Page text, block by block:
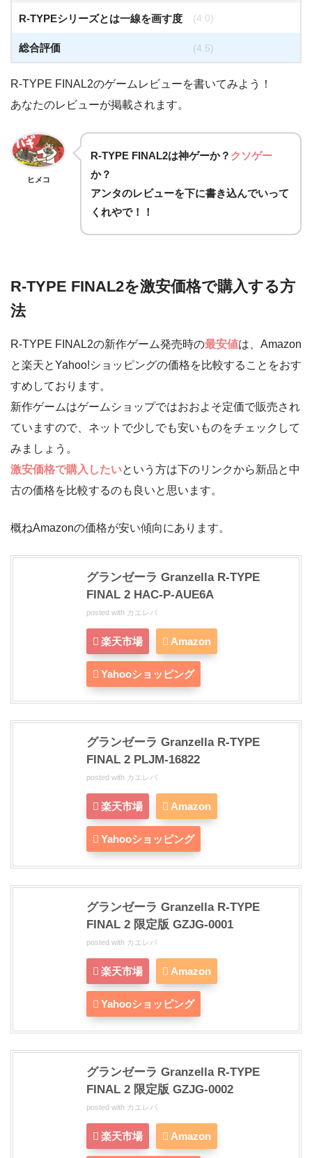
R-TYPEシリーズとは一線を画す度 (4.0)
総合評価 (4.5)
R-TYPE FINAL2のゲームレビューを書いてみよう！
あなたのレビューが掲載されます。
ヒメコ
R-TYPE FINAL2は神ゲーか？ クソゲー
か？
アンタのレビューを下に書き込んでいって
くれやで！！
R-TYPE FINAL2を激安価格で購入する方
法
R-TYPE FINAL2の新作ゲーム発売時の最安値は、Amazon
と楽天とYahoo!ショッピングの価格を比較することをおす
すめしております。
新作ゲームはゲームショップではおおよそ定価で販売され
ていますので、ネットで少しでも安いものをチェックして
みましょう。
激安価格で購入したいという方は下のリンクから新品と中
古の価格を比較するのも良いと思います。
概ねAmazonの価格が安い傾向にあります。
グランゼーラ Granzella R-TYPE
FINAL 2 HAC-P-AUE6A
posted with カエレバ
楽天市場 Amazon
Yahooショッピング
グランゼーラ Granzella R-TYPE
FINAL 2 PLJM-16822
posted with カエレバ
楽天市場 Amazon
Yahooショッピング
グランゼーラ Granzella R-TYPE
FINAL 2 限定版 GZJG-0001
posted with カエレバ
楽天市場 Amazon
Yahooショッピング
グランゼーラ Granzella R-TYPE
FINAL 2 限定版 GZJG-0002
posted with カエレバ
楽天市場 Amazon